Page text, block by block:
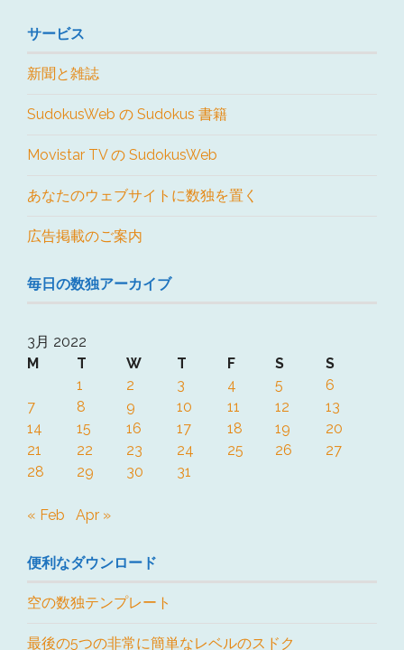
サービス
新聞と雑誌
SudokusWeb の Sudokus 書籍
Movistar TV の SudokusWeb
あなたのウェブサイトに数独を置く
広告掲載のご案内
毎日の数独アーカイブ
3月 2022
M
T W T F S
S
1
2 3 4 5
6
7
8 9 10 11 12
13
14
15 16 17 18 19
20
21
22 23 24 25 26
27
28
29 30 31
« Feb Apr »
便利なダウンロード
空の数独テンプレート
最後の5つの非常に簡単なレベルのスドク